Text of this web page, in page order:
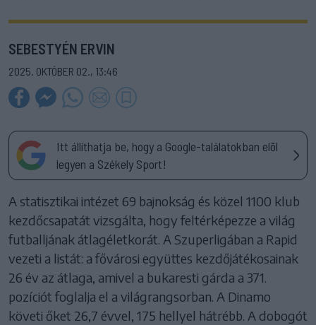
SEBESTYÉN ERVIN
2025. OKTÓBER 02., 13:46
Itt állíthatja be, hogy a Google-találatokban elöl
legyen a Székely Sport!
A statisztikai intézet 69 bajnokság és közel 1100 klub
kezdőcsapatát vizsgálta, hogy feltérképezze a világ
futballjának átlagéletkorát. A Szuperligában a Rapid
vezeti a listát: a fővárosi együttes kezdőjátékosainak
26 év az átlaga, amivel a bukaresti gárda a 371.
pozíciót foglalja el a világrangsorban. A Dinamo
követi őket 26,7 évvel, 175 hellyel hátrébb. A dobogót